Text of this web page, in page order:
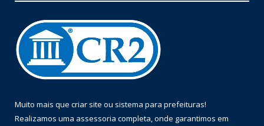
Muito mais que criar site ou sistema para prefeituras!
Realizamos uma assessoria completa, onde garantimos em